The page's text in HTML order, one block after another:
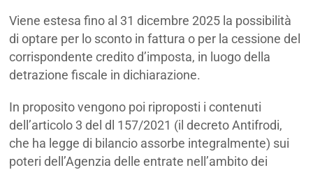
Viene estesa fino al 31 dicembre 2025 la possibilità
di optare per lo sconto in fattura o per la cessione del
corrispondente credito d’imposta, in luogo della
detrazione fiscale in dichiarazione.
In proposito vengono poi riproposti i contenuti
dell’articolo 3 del dl 157/2021 (il decreto Antifrodi,
che ha legge di bilancio assorbe integralmente) sui
poteri dell’Agenzia delle entrate nell’ambito dei